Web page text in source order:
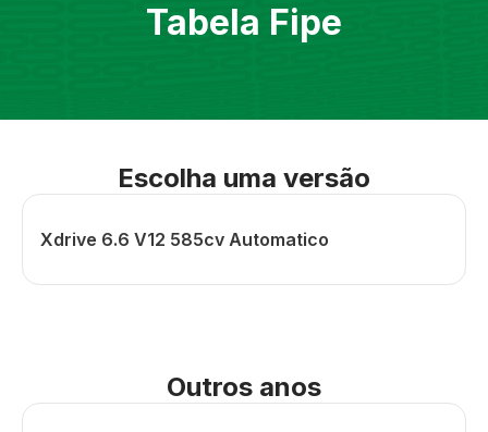
Tabela Fipe
Escolha uma versão
Xdrive 6.6 V12 585cv Automatico
Outros anos